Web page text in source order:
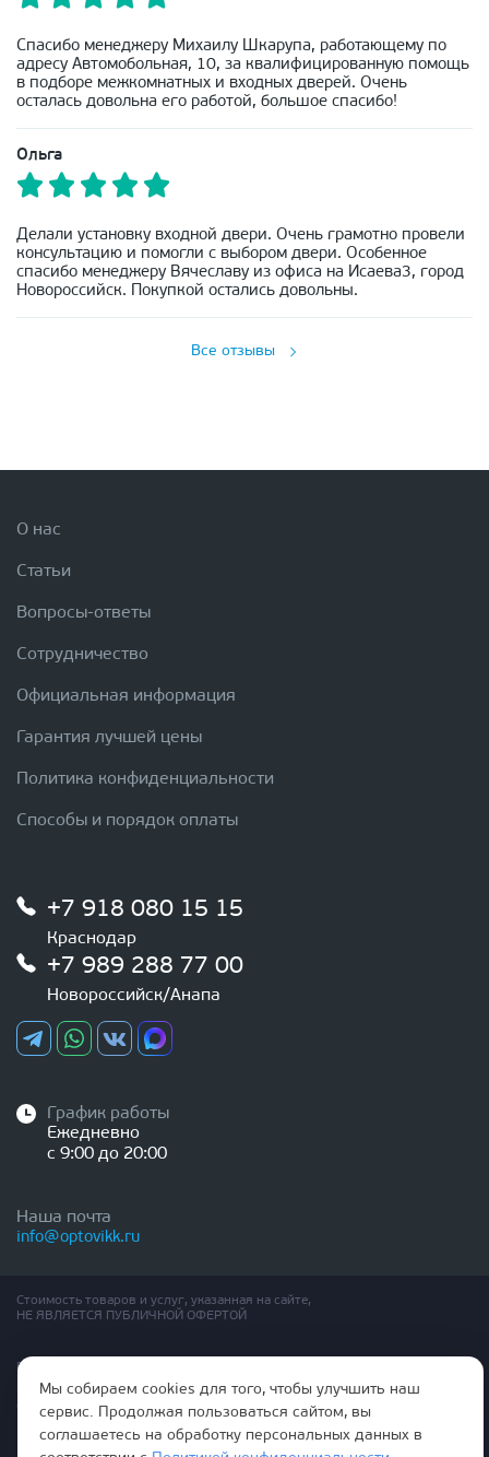
Спасибо менеджеру Михаилу Шкарупа, работающему по
адресу Автомобольная, 10, за квалифицированную помощь
в подборе межкомнатных и входных дверей. Очень
осталась довольна его работой, большое спасибо!
Ольга
Делали установку входной двери. Очень грамотно провели
консультацию и помогли с выбором двери. Особенное
спасибо менеджеру Вячеславу из офиса на Исаева3, город
Новороссийск. Покупкой остались довольны.
Все отзывы
О нас
Статьи
Вопросы-ответы
Сотрудничество
Официальная информация
Гарантия лучшей цены
Политика конфиденциальности
Способы и порядок оплаты
+7 918 080 15 15
Краснодар
+7 989 288 77 00
Новороссийск/Анапа
График работы
Ежедневно
с 9:00 до 20:00
Наша почта
info@optovikk.ru
Стоимость товаров и услуг, указанная на сайте,
НЕ ЯВЛЯЕТСЯ ПУБЛИЧНОЙ ОФЕРТОЙ
Правила эксплутации входных и межкомнатных дверей
Политика обработки персональных данных
Согласие на обработку персональных данных
Мы собираем cookies для того, чтобы улучшить наш
сервис. Продолжая пользоваться сайтом, вы
соглашаетесь на обработку персональных данных в